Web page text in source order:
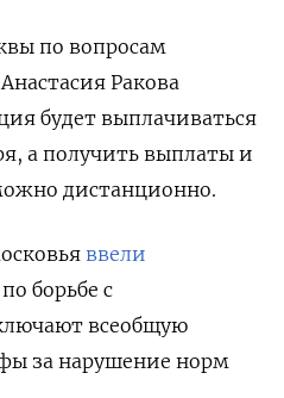
по вопросам
Ракова
будет выплачиваться
а получить выплаты и
дистанционно.
ввели
борьбе с
всеобщую
за нарушение норм